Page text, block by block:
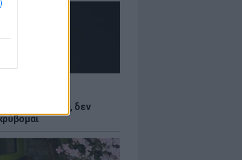
το δέρμα μου, δεν